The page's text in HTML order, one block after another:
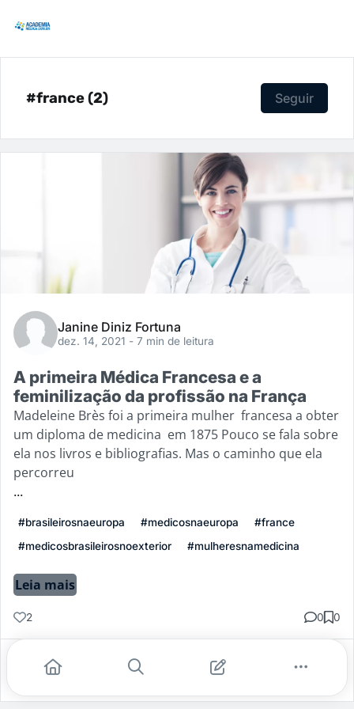
#france (2) Seguir
Janine Diniz Fortuna
dez. 14, 2021 - 7 min de leitura
A primeira Médica Francesa e a
feminilização da profissão na França
Madeleine Brès foi a primeira mulher francesa a obter
um diploma de medicina em 1875 Pouco se fala sobre
ela nos livros e bibliografias. Mas o caminho que ela
percorreu
...
#brasileirosnaeuropa #medicosnaeuropa
#france
#medicosbrasileirosnoexterior
#mulheresnamedicina
Leia mais
2 0 0
Gostei Comentar Salvar